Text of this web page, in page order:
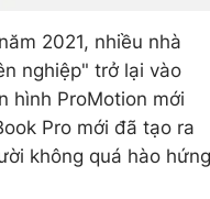
2021, nhiều nhà
nghiệp" trở lại vào
hình ProMotion mới
Pro mới đã tạo ra
không quá hào hứng